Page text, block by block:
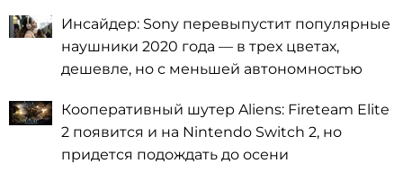
Инсайдер: Sony перевыпустит популярные
наушники 2020 года — в трех цветах,
дешевле, но с меньшей автономностью
Кооперативный шутер Aliens: Fireteam Elite
2 появится и на Nintendo Switch 2, но
придется подождать до осени